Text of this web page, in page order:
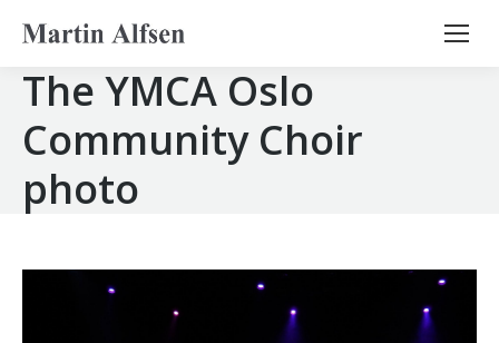
Search:
The YMCA Oslo
Community Choir
photo